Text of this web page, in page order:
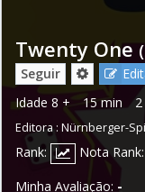
Twenty One
Seguir
Idade 8 + 15 min
Editora : Nürnberger-
Rank: Nota Rank:
Minha Avaliação: -